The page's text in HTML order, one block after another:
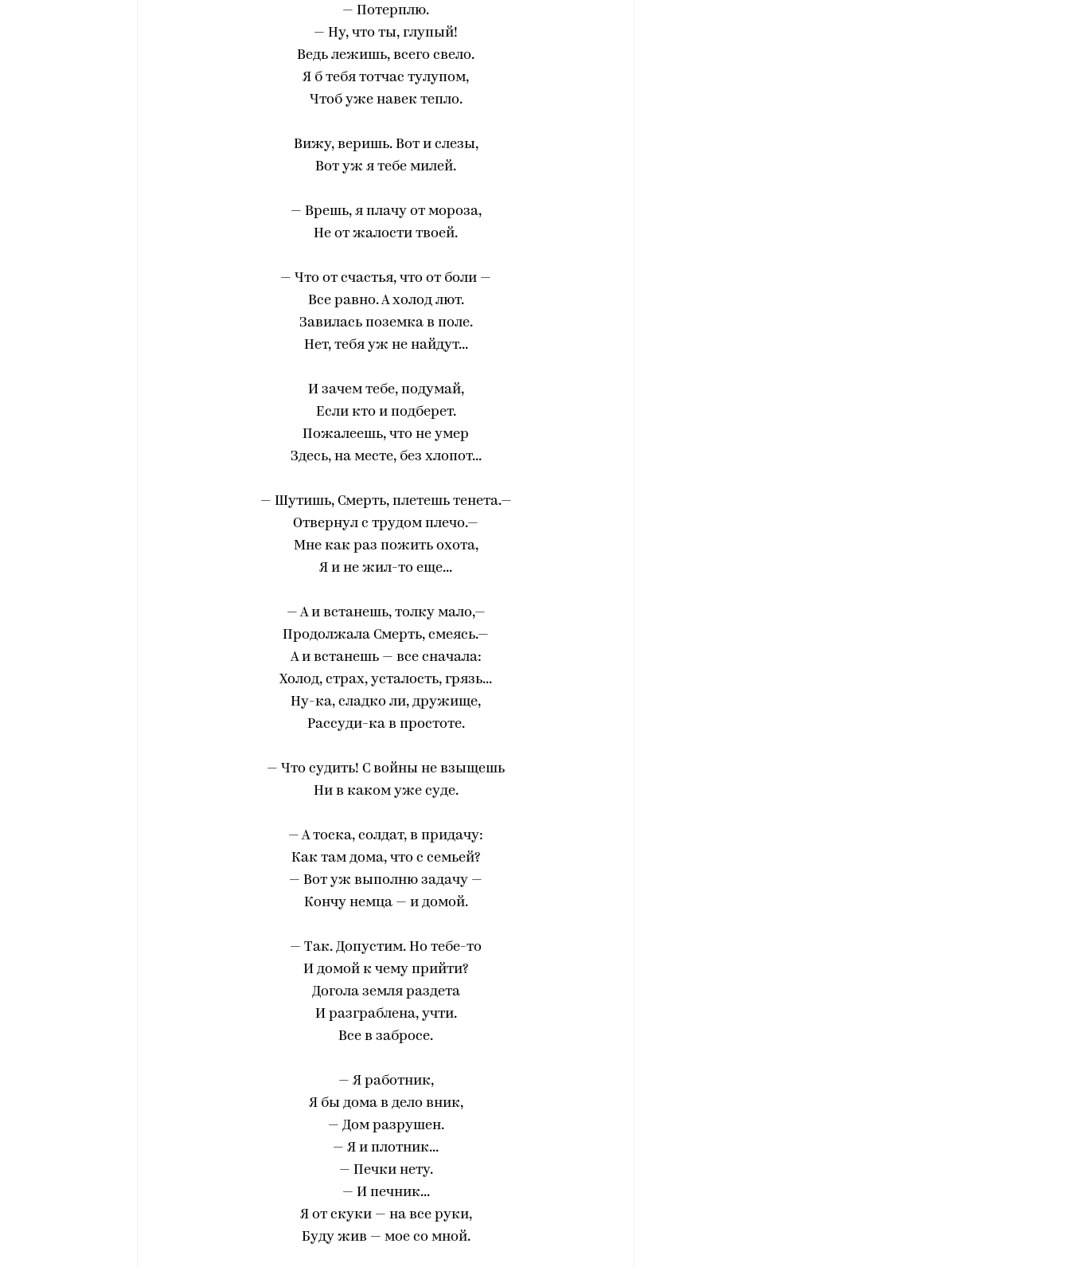
— Потерплю.
— Ну, что ты, глупый!
Ведь лежишь, всего свело.
Я б тебя тотчас тулупом,
Чтоб уже навек тепло.
Вижу, веришь. Вот и слезы,
Вот уж я тебе милей.
— Врешь, я плачу от мороза,
Не от жалости твоей.
— Что от счастья, что от боли —
Все равно. А холод лют.
Завилась поземка в поле.
Нет, тебя уж не найдут...
И зачем тебе, подумай,
Если кто и подберет.
Пожалеешь, что не умер
Здесь, на месте, без хлопот...
— Шутишь, Смерть, плетешь тенета.—
Отвернул с трудом плечо.—
Мне как раз пожить охота,
Я и не жил-то еще...
— А и встанешь, толку мало,—
Продолжала Смерть, смеясь.—
А и встанешь — все сначала:
Холод, страх, усталость, грязь...
Ну-ка, сладко ли, дружище,
Рассуди-ка в простоте.
— Что судить! С войны не взыщешь
Ни в каком уже суде.
— А тоска, солдат, в придачу:
Как там дома, что с семьей?
— Вот уж выполню задачу —
Кончу немца — и домой.
— Так. Допустим. Но тебе-то
И домой к чему прийти?
Догола земля раздета
И разграблена, учти.
Все в забросе.
— Я работник,
Я бы дома в дело вник,
— Дом разрушен.
— Я и плотник...
— Печки нету.
— И печник...
Я от скуки — на все руки,
Буду жив — мое со мной.